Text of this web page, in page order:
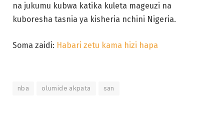
na jukumu kubwa katika kuleta mageuzi na
kuboresha tasnia ya kisheria nchini Nigeria.
Soma zaidi: Habari zetu kama hizi hapa
nba olumide akpata san